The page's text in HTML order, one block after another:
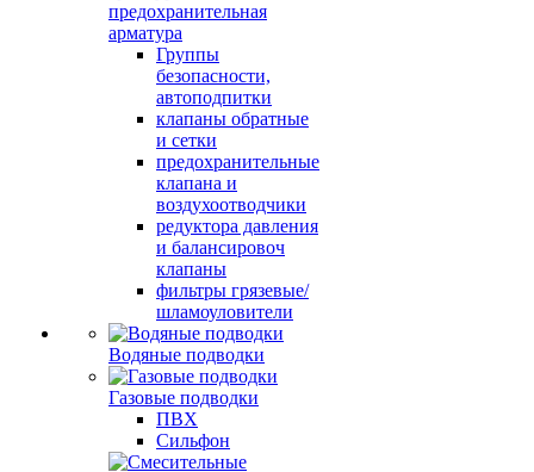
предохранительная
арматура
Группы
безопасности,
автоподпитки
клапаны обратные
и сетки
предохранительные
клапана и
воздухоотводчики
редуктора давления
и балансировоч
клапаны
фильтры грязевые/
шламоуловители
Водяные подводки
Газовые подводки
ПВХ
Сильфон